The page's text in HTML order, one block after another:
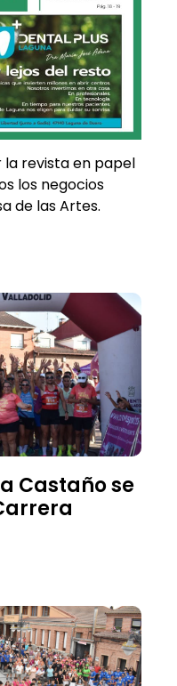
la revista en papel
los negocios
de las Artes.
Castaño se